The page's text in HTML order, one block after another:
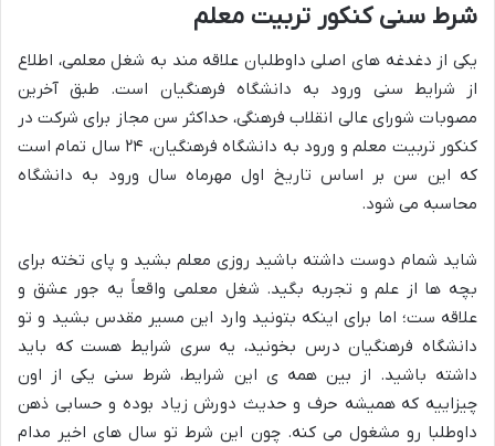
شرط سنی کنکور تربیت معلم
یکی از دغدغه های اصلی داوطلبان علاقه مند به شغل معلمی، اطلاع
از شرایط سنی ورود به دانشگاه فرهنگیان است. طبق آخرین
مصوبات شورای عالی انقلاب فرهنگی، حداکثر سن مجاز برای شرکت در
کنکور تربیت معلم و ورود به دانشگاه فرهنگیان، ۲۴ سال تمام است
که این سن بر اساس تاریخ اول مهرماه سال ورود به دانشگاه
محاسبه می شود.
شاید شمام دوست داشته باشید روزی معلم بشید و پای تخته برای
بچه ها از علم و تجربه بگید. شغل معلمی واقعاً یه جور عشق و
علاقه ست؛ اما برای اینکه بتونید وارد این مسیر مقدس بشید و تو
دانشگاه فرهنگیان درس بخونید، یه سری شرایط هست که باید
داشته باشید. از بین همه ی این شرایط، شرط سنی یکی از اون
چیزاییه که همیشه حرف و حدیث دورش زیاد بوده و حسابی ذهن
داوطلبا رو مشغول می کنه. چون این شرط تو سال های اخیر مدام